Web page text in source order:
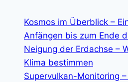
Kosmos im Überblick –
Anfängen bis zum Ende
Neigung der Erdachse –
Klima bestimmen
Supervulkan-Monitoring